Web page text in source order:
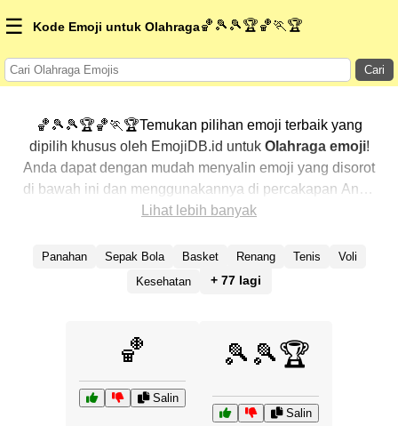
☰ Kode Emoji untuk Olahraga🏀🎾🎾🏆🏀🏃🏆
Cari
🏀🎾🎾🏆🏀🏃🏆Temukan pilihan emoji terbaik yang
dipilih khusus oleh EmojiDB.id untuk Olahraga emoji!
Anda dapat dengan mudah menyalin emoji yang disorot
di bawah ini dan menggunakannya di percakapan Anda
untuk menambahkan sentuhan pribadi. Kami telah
yang paling populer terlebih dahulu. Ingin lebih banyak
pilihan? Jelajahi kategori lainnya untuk menemukan cara
Lihat lebih banyak
Panahan Sepak Bola Basket Renang Tenis
Voli
Kesehatan
+ 77 lagi
🏀
Salin
🎾🎾🏆
Salin